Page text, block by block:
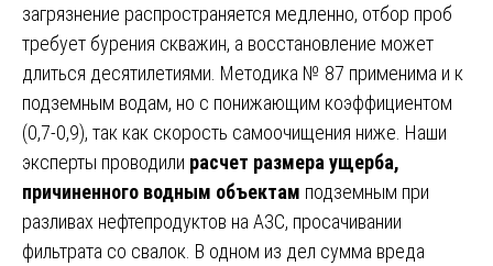
загрязнение распространяется медленно, отбор проб
требует бурения скважин, а восстановление может
длиться десятилетиями. Методика № 87 применима и к
подземным водам, но с понижающим коэффициентом
(0,7-0,9), так как скорость самоочищения ниже. Наши
эксперты проводили расчет размера ущерба,
причиненного водным объектам подземным при
разливах нефтепродуктов на АЗС, просачивании
фильтрата со свалок. В одном из дел сумма вреда